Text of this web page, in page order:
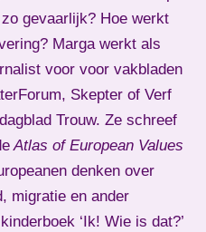
gevaarlijk? Hoe werkt
Marga werkt als
voor voor vakbladen
Skepter of Verf
Trouw. Ze schreef
Atlas of European Values
denken over
migratie en ander
‘Ik! Wie is dat?’